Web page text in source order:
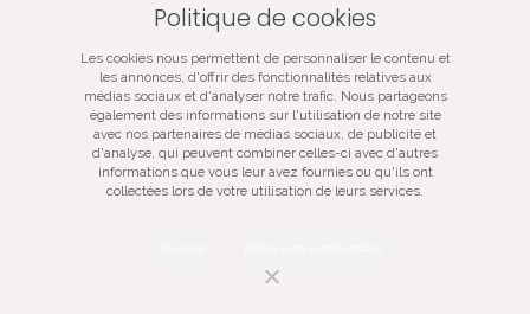
VOZ‘Galerie
VOZ‘Image
Mentions légales
Plan du site
Galerie d’art spécialisée dans la photographie
Politique de cookies
Les cookies nous permettent de personnaliser le contenu et
les annonces, d'offrir des fonctionnalités relatives aux
médias sociaux et d'analyser notre trafic. Nous partageons
également des informations sur l'utilisation de notre site
avec nos partenaires de médias sociaux, de publicité et
d'analyse, qui peuvent combiner celles-ci avec d'autres
informations que vous leur avez fournies ou qu'ils ont
collectées lors de votre utilisation de leurs services.